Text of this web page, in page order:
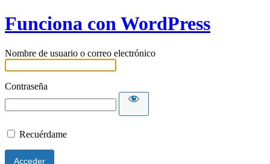
Funciona con WordPress
Nombre de usuario o correo electrónico
Contraseña
Recuérdame